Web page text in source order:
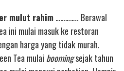
mulut rahim ………….. Berawal
ini mulai masuk ke restoran
harga yang tidak murah.
Tea mulai boomingsejak tahun